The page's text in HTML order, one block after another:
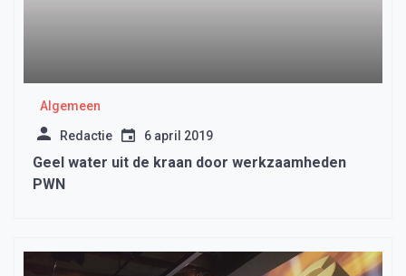
Algemeen
Redactie 6 april 2019
Geel water uit de kraan door werkzaamheden
PWN